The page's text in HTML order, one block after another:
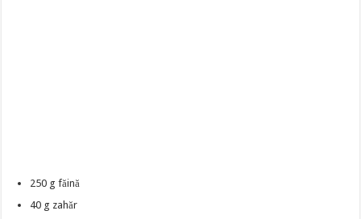
250 g făină
40 g zahăr